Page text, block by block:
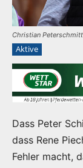
Christian Peterschmitt
Aktive
Dass Peter
dass Rene
Fehler macht,